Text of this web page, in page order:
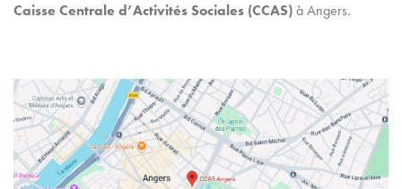
Caisse Centrale d’Activités Sociales (CCAS)à Angers.